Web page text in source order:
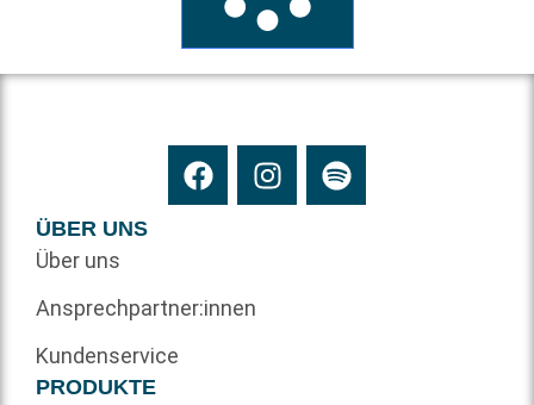
ÜBER UNS
Über uns
Ansprechpartner:innen
Kundenservice
PRODUKTE